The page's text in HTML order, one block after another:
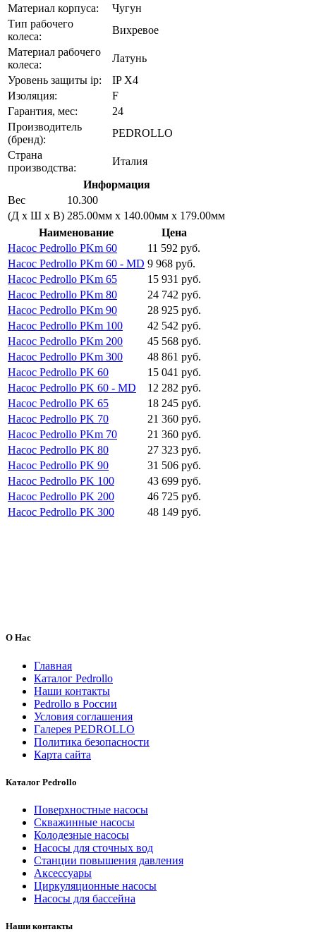
Материал корпуса:
Чугун
Тип рабочего
колеса:
Вихревое
Материал рабочего
колеса:
Латунь
Уровень защиты ip:
IP X4
Изоляция:
F
Гарантия, мес:
24
Производитель
(бренд):
PEDROLLO
Страна
производства:
Италия
Информация
Вес
10.300
(Д х Ш х В) 285.00мм x 140.00мм x 179.00мм
Наименование
Цена
Насос Pedrollo PKm 60
11 592 руб.
Насос Pedrollo PKm 60 - MD 9 968 руб.
Насос Pedrollo PKm 65
15 931 руб.
Насос Pedrollo PKm 80
24 742 руб.
Насос Pedrollo PKm 90
28 925 руб.
Насос Pedrollo PKm 100
42 542 руб.
Насос Pedrollo PKm 200
45 568 руб.
Насос Pedrollo PKm 300
48 861 руб.
Насос Pedrollo PK 60
15 041 руб.
Насос Pedrollo PK 60 - MD
12 282 руб.
Насос Pedrollo PK 65
18 245 руб.
Насос Pedrollo PK 70
21 360 руб.
Насос Pedrollo PKm 70
21 360 руб.
Насос Pedrollo PK 80
27 323 руб.
Насос Pedrollo PK 90
31 506 руб.
Насос Pedrollo PK 100
43 699 руб.
Насос Pedrollo PK 200
46 725 руб.
Насос Pedrollo PK 300
48 149 руб.
О Нас
Главная
Каталог Pedrollo
Наши контакты
Pedrollo в России
Условия соглашения
Галерея PEDROLLO
Политика безопасности
Карта сайта
Каталог Pedrollo
Поверхностные насосы
Скважинные насосы
Колодезные насосы
Насосы для сточных вод
Станции повышения давления
Аксессуары
Циркуляционные насосы
Насосы для бассейна
Наши контакты